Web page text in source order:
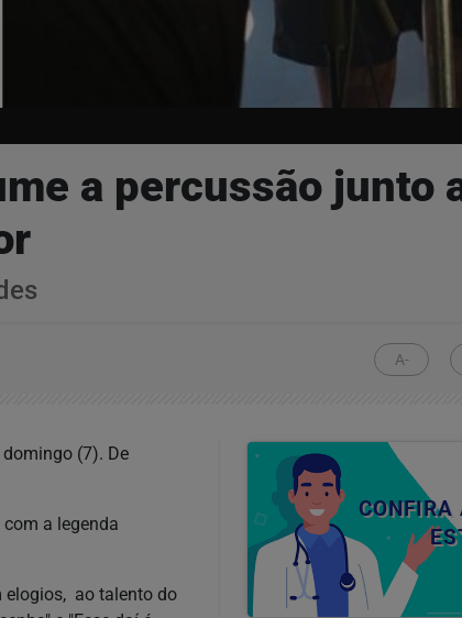
a percussão junto
A-
(7). De
a legenda
elogios, ao talento do
CONFIRA